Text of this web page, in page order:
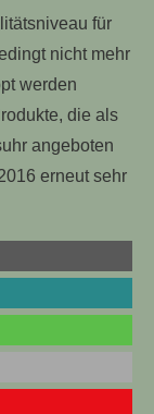
für
nicht mehr
werden
die als
angeboten
erneut sehr